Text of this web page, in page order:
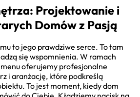
Projektowanie i
Domów z Pasją
to jego prawdziwe serce. To tam
się wspomnienia. W ramach
oferujemy profesjonalne
i aranżację, które podkreślą
To jest moment, kiedy dom